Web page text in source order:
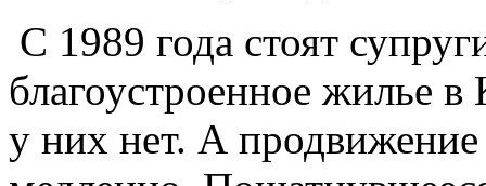
С 1989 года стоят
благоустроенное жилье
у них нет. А